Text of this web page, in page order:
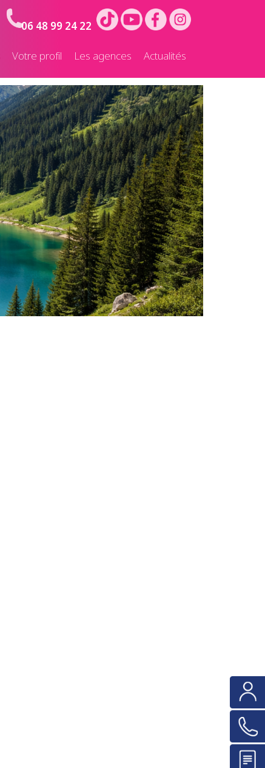
06 48 99 24 22
Votre profil Les agences Actualités